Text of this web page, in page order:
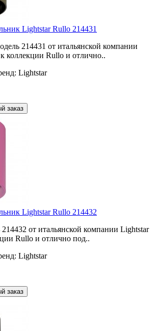
Lightstar Rullo 214431
214431 от итальянской компании
коллекции Rullo и отлично..
Lightstar
заказ
Lightstar Rullo 214432
от итальянской компании Lightstar
Rullo и отлично под..
Lightstar
заказ